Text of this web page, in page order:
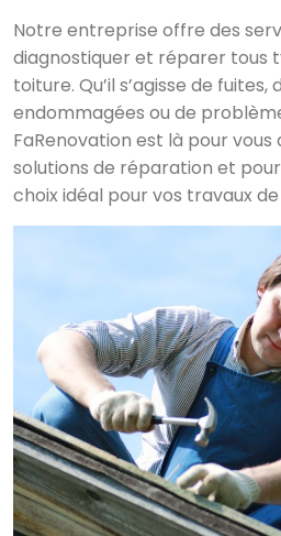
Notre entreprise offre des
diagnostiquer et réparer tous
toiture. Qu’il s’agisse de fuites,
endommagées ou de
FaRenovation est là pour vous
solutions de réparation et
choix idéal pour vos travaux